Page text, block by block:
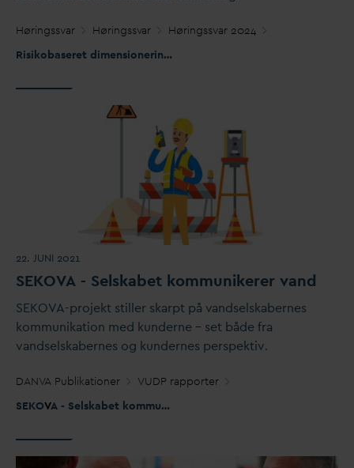
Høringssvar Høringssvar Høringssvar 2024
Risikobaseret dimensionering og plan for det kommunale redningsberedskab
22. JUNI 2021
SEKOVA - Selskabet kommunikerer vand
SEKOVA-projekt stiller skarpt på vandselskabernes
kommunikation med kunderne – set både fra
vandselskabernes og kundernes perspektiv.
DANVA Publikationer
VUDP rapporter
SEKOVA - Selskabet kommunikerer